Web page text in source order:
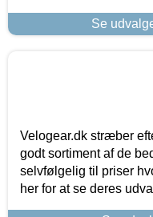
Se
Velogear.dk stræber
godt sortiment af de
selvfølgelig til priser
her for at se deres